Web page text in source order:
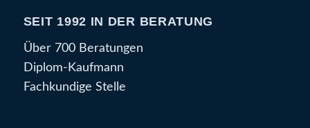
SEIT 1992 IN DER BERATUNG
Über 700 Beratungen
Diplom-Kaufmann
Fachkundige Stelle